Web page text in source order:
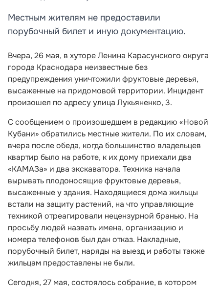
Местным жителям не предоставили
порубочный билет и иную документацию.
Вчера, 26 мая, в хуторе Ленина Карасунского округа
города Краснодара неизвестные без
предупреждения уничтожили фруктовые деревья,
высаженные на придомовой территории. Инцидент
произошел по адресу улица Лукьяненко, 3.
С сообщением о произошедшем в редакцию «Новой
Кубани» обратились местные жители. По их словам,
вчера после обеда, когда большинство владельцев
квартир было на работе, к их дому приехали два
«КАМАЗа» и два экскаватора. Техника начала
вырывать плодоносящие фруктовые деревья,
высаженные у здания. Находящиеся дома жильцы
встали на защиту растений, на что управляющие
техникой отреагировали нецензурной бранью. На
просьбу людей назвать имена, организацию и
номера телефонов был дан отказ. Накладные,
порубочный билет, наряды на выезд и работы также
жильцам предоставлены не были.
Сегодня, 27 мая, состоялось собрание, в котором